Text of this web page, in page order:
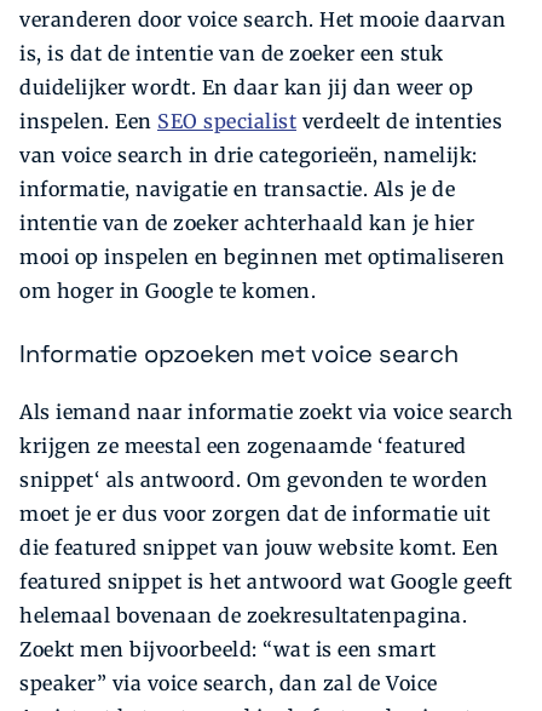
veranderen door voice search. Het mooie daarvan
is, is dat de intentie van de zoeker een stuk
duidelijker wordt. En daar kan jij dan weer op
inspelen. Een SEO specialist verdeelt de intenties
van voice search in drie categorieën, namelijk:
informatie, navigatie en transactie. Als je de
intentie van de zoeker achterhaald kan je hier
mooi op inspelen en beginnen met optimaliseren
om hoger in Google te komen.
Informatie opzoeken met voice search
Als iemand naar informatie zoekt via voice search
krijgen ze meestal een zogenaamde ‘featured
snippet‘ als antwoord. Om gevonden te worden
moet je er dus voor zorgen dat de informatie uit
die featured snippet van jouw website komt. Een
featured snippet is het antwoord wat Google geeft
helemaal bovenaan de zoekresultatenpagina.
Zoekt men bijvoorbeeld: “wat is een smart
speaker” via voice search, dan zal de Voice